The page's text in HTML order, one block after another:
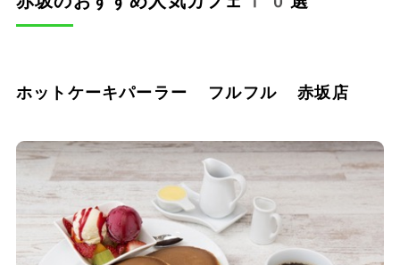
ホットケーキパーラー フルフル 赤坂店